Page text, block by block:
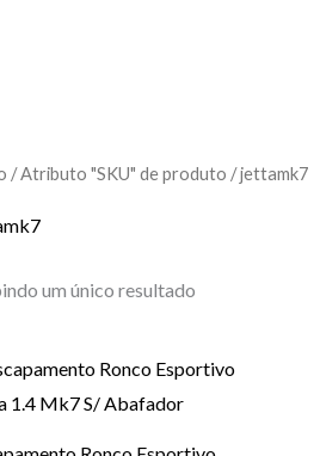
/ Atributo "SKU" de produto / jettamk7
um único resultado